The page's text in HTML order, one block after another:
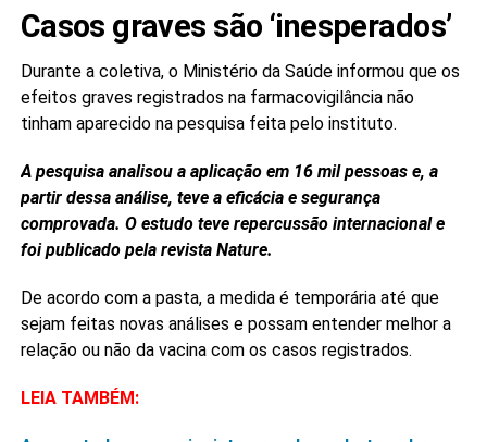
Casos graves são ‘inesperados’
Durante a coletiva, o Ministério da Saúde informou que os
efeitos graves registrados na farmacovigilância não
tinham aparecido na pesquisa feita pelo instituto.
A pesquisa analisou a aplicação em 16 mil pessoas e, a
partir dessa análise, teve a eficácia e segurança
comprovada. O estudo teve repercussão internacional e
foi publicado pela revista Nature.
De acordo com a pasta, a medida é temporária até que
sejam feitas novas análises e possam entender melhor a
relação ou não da vacina com os casos registrados.
LEIA TAMBÉM: